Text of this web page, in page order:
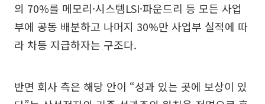
의 70%를 메모리·시스템LSI·파운드리 등 모든 사업
부에 공동 배분하고 나머지 30%만 사업부 실적에 따
라 차등 지급하자는 구조다.
반면 회사 측은 해당 안이 “성과 있는 곳에 보상이 있